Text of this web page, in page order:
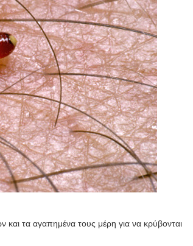
και τα αγαπημένα τους μέρη για να κρύβονται